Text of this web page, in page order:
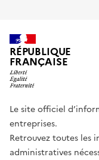
RÉPUBLIQUE
FRANÇAISE
Le site officiel
entreprises.
Retrouvez toutes les
administratives